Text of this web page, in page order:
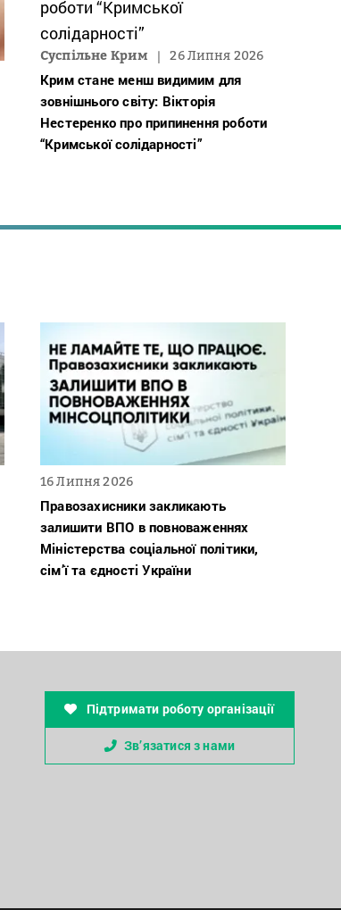
Суспільне Крим 26 Липня 2026
Крим стане менш видимим для
зовнішнього світу: Вікторія
Нестеренко про припинення роботи
“Кримської солідарності”
16 Липня 2026
Правозахисники закликають
залишити ВПО в повноваженнях
Міністерства соціальної політики,
сім’ї та єдності України
Підтримати роботу організації
Зв’язатися з нами